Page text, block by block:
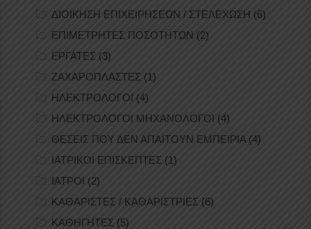
ΔΙΟΙΚΗΣΗ ΕΠΙΧΕΙΡΗΣΕΩΝ / ΣΤΕΛΕΧΩΣΗ (6)
ΕΠΙΜΕΤΡΗΤΕΣ ΠΟΣΟΤΗΤΩΝ (2)
ΕΡΓΑΤΕΣ (3)
ΖΑΧΑΡΟΠΛΑΣΤΕΣ (1)
ΗΛΕΚΤΡΟΛΟΓΟΙ (4)
ΗΛΕΚΤΡΟΛΟΓΟΙ ΜΗΧΑΝΟΛΟΓΟΙ (4)
ΘΕΣΕΙΣ ΠΟΥ ΔΕΝ ΑΠΑΙΤΟΥΝ ΕΜΠΕΙΡΙΑ(4)
ΙΑΤΡΙΚΟΙ ΕΠΙΣΚΕΠΤΕΣ (1)
ΙΑΤΡΟΙ (2)
ΚΑΘΑΡΙΣΤΕΣ / ΚΑΘΑΡΙΣΤΡΙΕΣ (6)
ΚΑΘΗΓΗΤΕΣ (5)